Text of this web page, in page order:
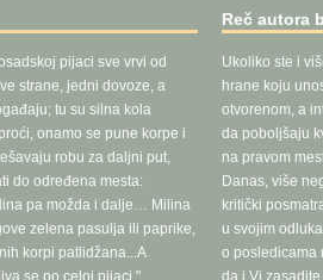
pijaci sve vrvi od
strane, jedni dovoze, a
tu su silna kola
onamo se pune korpe i
robu za daljni put,
do određena mesta:
pa možda i dalje… Milina
zelena pasulja ili paprike,
korpi patlidžana...A
se po celoj pijaci."
Reč autora
Ukoliko ste i
hrane koju
otvorenom, a
da poboljšaju
na pravom
Danas, više
kritički
u svojim
o posledicama
da i Vi